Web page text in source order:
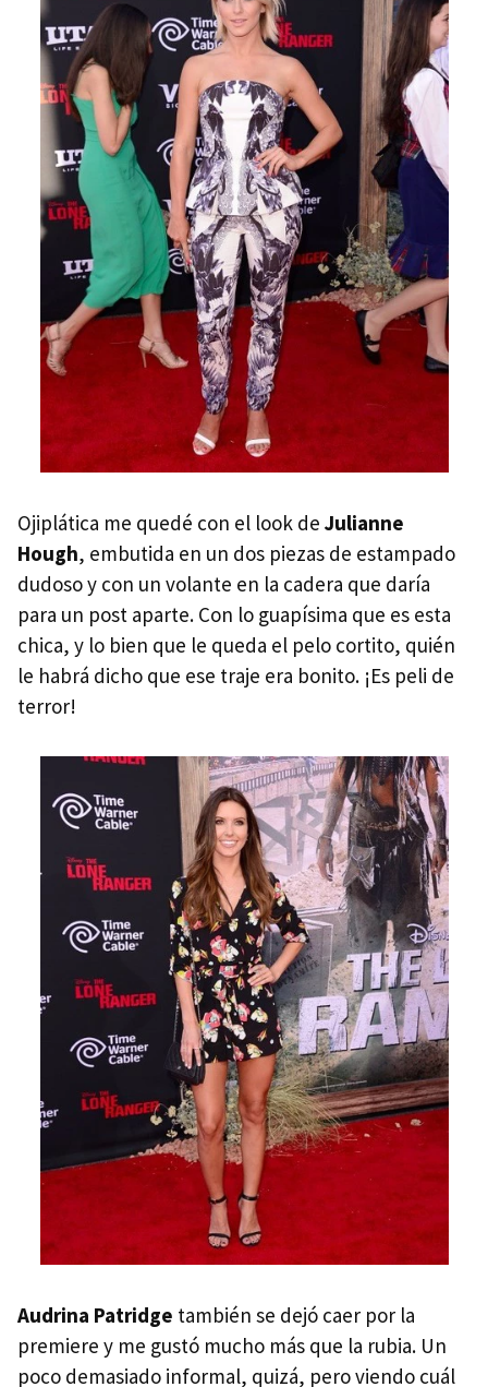
Ojiplática me quedé con el look de Julianne
Hough, embutida en un dos piezas de estampado
dudoso y con un volante en la cadera que daría
para un post aparte. Con lo guapísima que es esta
chica, y lo bien que le queda el pelo cortito, quién
le habrá dicho que ese traje era bonito. ¡Es peli de
terror!
Audrina Patridge también se dejó caer por la
premiere y me gustó mucho más que la rubia. Un
poco demasiado informal, quizá, pero viendo cuál